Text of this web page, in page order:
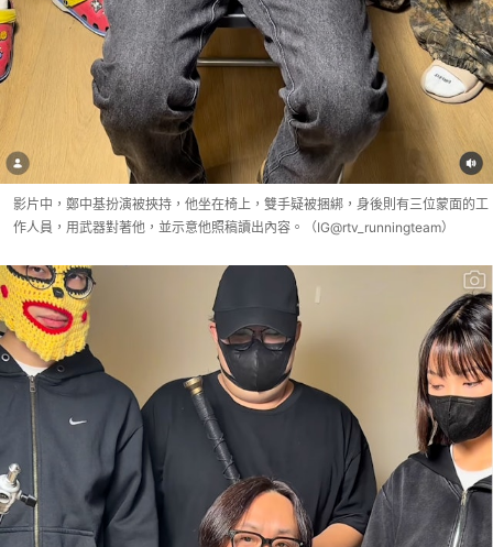
影片中，鄭中基扮演被挾持，他坐在椅上，雙手疑被捆綁，身後則有三位蒙面的工
作人員，用武器對著他，並示意他照稿讀出內容。（IG@rtv_runningteam）